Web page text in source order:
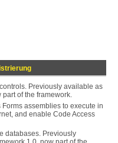
Previously available as
of the framework.
assemblies to execute in
and enable Code Access
databases. Previously